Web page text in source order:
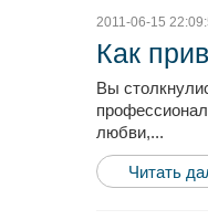
2011-06-15
Как
Вы
любви,...
Читать